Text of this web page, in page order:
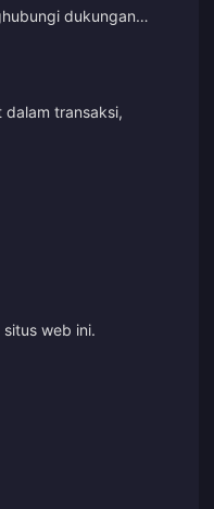
dukungan
saya. Sangat
untuk top-up.
dalam transaksi,
web ini.